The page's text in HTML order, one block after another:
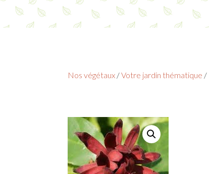
Nos végétaux /Votre jardin thématique /